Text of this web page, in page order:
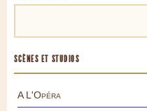
SCÈNES ET STUDIOS
A L'Opéra